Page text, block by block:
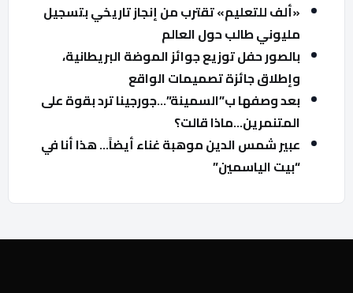
«ألف للتعليم» تقترب من إنجاز تاريخي بتسجيل
مليوني طالب حول العالم
بالصور حفل توزيع جوائز الموضة البريطانية،
وإطلاق جائزة تصميمات الواقع
بعد وصفها ب”السمينة”…جورجينا ترد بقوة على
المتنمرين…ماذا قالت؟
عبير شمس الدين موهبة غناء أيضاً… هذا أنا في
“بيت الياسمين”